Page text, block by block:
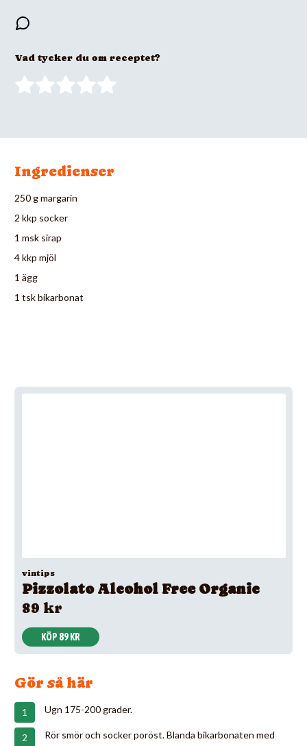
Vad tycker du om receptet?
Ingredienser
250 g margarin
2 kkp socker
1 msk sirap
4 kkp mjöl
1 ägg
1 tsk bikarbonat
vintips
Pizzolato Alcohol Free Organic
89 kr
KÖP 89 KR
Gör så här
Ugn 175-200 grader.
Rör smör och socker poröst. Blanda bikarbonaten med